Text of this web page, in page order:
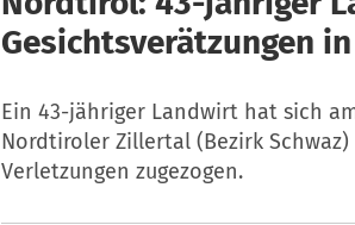
Gesichtsverätzungen
Ein 43-jähriger Landwirt hat sich
Nordtiroler Zillertal (Bezirk
Verletzungen zugezogen.